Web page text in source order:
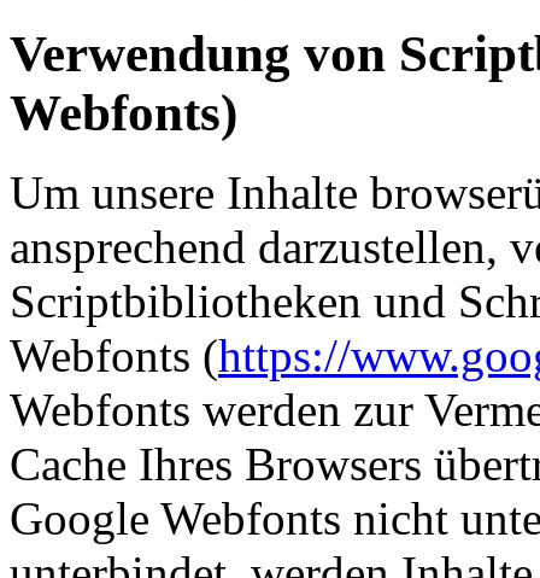
Verwendung von
Webfonts)
Um unsere Inhalte
ansprechend darzustellen,
Scriptbibliotheken und
Webfonts (https://
Webfonts werden zur
Cache Ihres Browsers
Google Webfonts nicht